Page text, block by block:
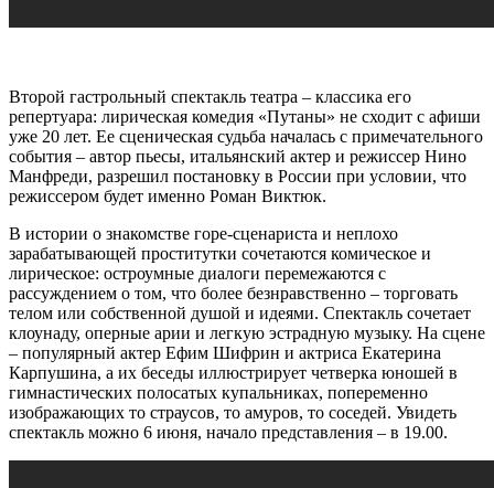
Второй гастрольный спектакль театра – классика его
репертуара: лирическая комедия «Путаны» не сходит с афиши
уже 20 лет. Ее сценическая судьба началась с примечательного
события – автор пьесы, итальянский актер и режиссер Нино
Манфреди, разрешил постановку в России при условии, что
режиссером будет именно Роман Виктюк.
В истории о знакомстве горе-сценариста и неплохо
зарабатывающей проститутки сочетаются комическое и
лирическое: остроумные диалоги перемежаются с
рассуждением о том, что более безнравственно – торговать
телом или собственной душой и идеями. Спектакль сочетает
клоунаду, оперные арии и легкую эстрадную музыку. На сцене
– популярный актер Ефим Шифрин и актриса Екатерина
Карпушина, а их беседы иллюстрирует четверка юношей в
гимнастических полосатых купальниках, попеременно
изображающих то страусов, то амуров, то соседей. Увидеть
спектакль можно 6 июня, начало представления – в 19.00.